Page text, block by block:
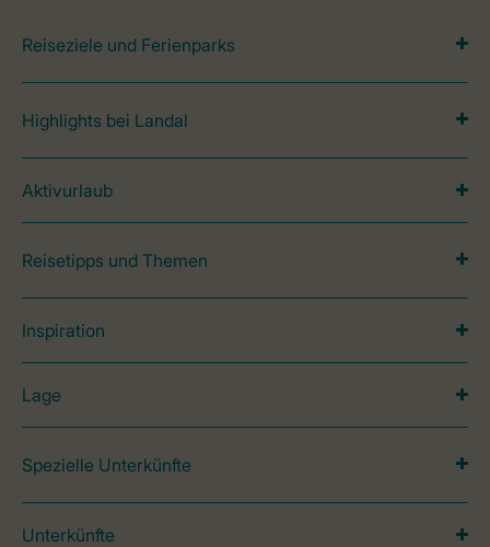
Reiseziele und Ferienparks
Highlights bei Landal
Aktivurlaub
Reisetipps und Themen
Inspiration
Lage
Spezielle Unterkünfte
Unterkünfte